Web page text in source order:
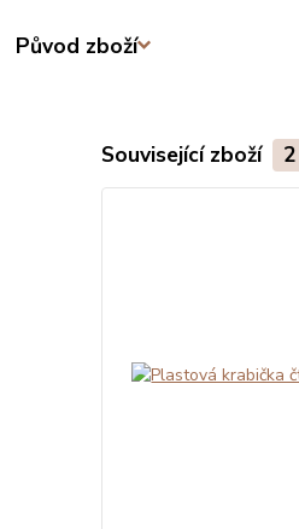
Původ zboží
Související zboží 2